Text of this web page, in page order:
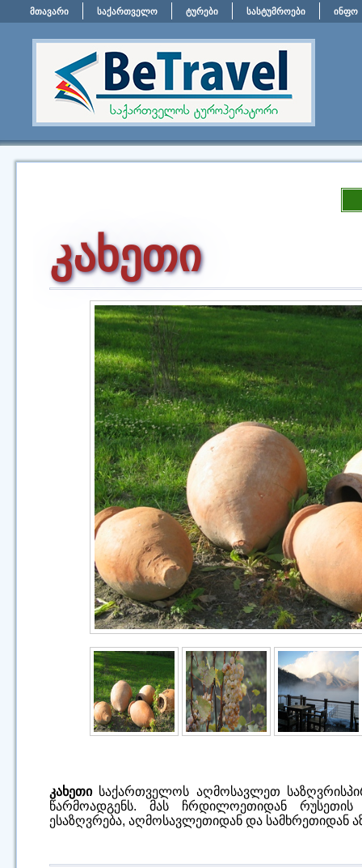
მთავარი საქართველო ტურები სასტუმროები ინფო
კახეთი
კახეთი საქართველოს აღმოსავლეთ
წარმოადგენს. მას ჩრდილოეთიდან რუსეთის
ესაზღვრება, აღმოსავლეთიდან და სამხრეთიდან